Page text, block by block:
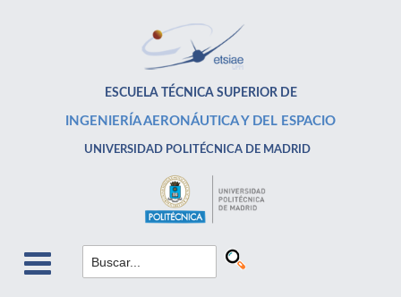
ESCUELA TÉCNICA SUPERIOR DE
INGENIERÍA AERONÁUTICA Y DEL ESPACIO
UNIVERSIDAD POLITÉCNICA DE MADRID